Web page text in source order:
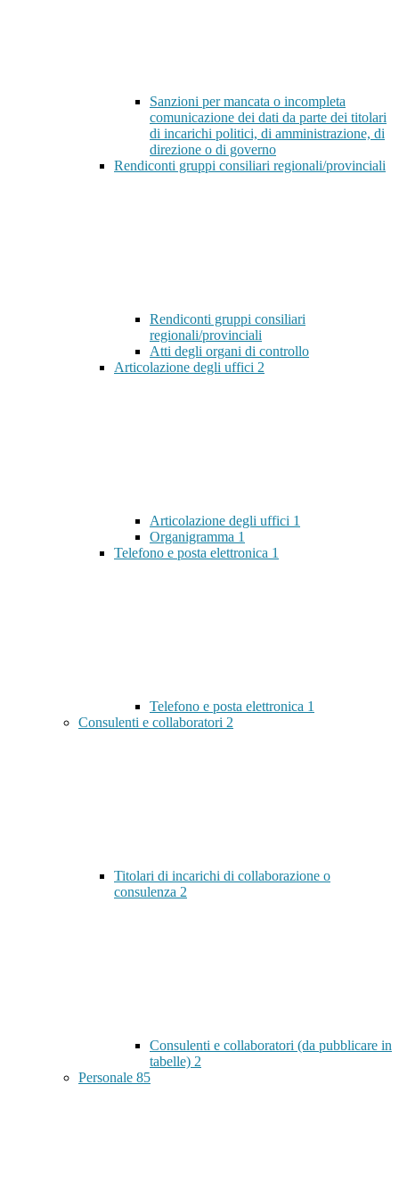
Sanzioni per mancata o incompleta
comunicazione dei dati da parte dei titolari
di incarichi politici, di amministrazione, di
direzione o di governo
Rendiconti gruppi consiliari regionali/provinciali
Rendiconti gruppi consiliari
regionali/provinciali
Atti degli organi di controllo
Articolazione degli uffici 2
Articolazione degli uffici 1
Organigramma 1
Telefono e posta elettronica 1
Telefono e posta elettronica 1
Consulenti e collaboratori 2
Titolari di incarichi di collaborazione o
consulenza 2
Consulenti e collaboratori (da pubblicare in
tabelle) 2
Personale 85